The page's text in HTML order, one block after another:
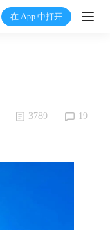
在 App 中打开
打
3789 19